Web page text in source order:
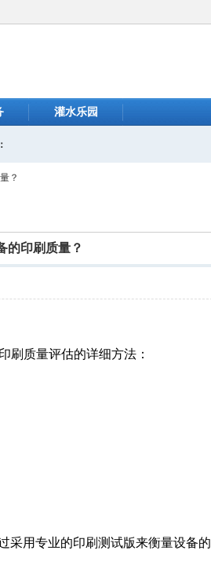
灌水乐园
？
的印刷质量？
刷质量评估的详细方法：
采用专业的印刷测试版来衡量设备